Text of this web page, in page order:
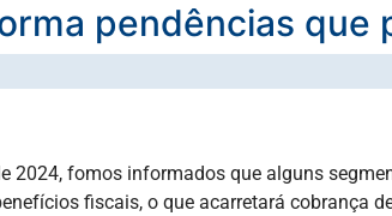
pendências que
2024, fomos informados que alguns
fiscais, o que acarretará cobrança